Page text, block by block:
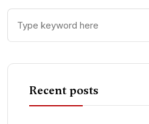
Recent posts